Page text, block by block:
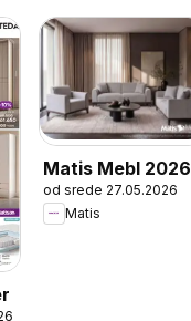
Matis Mebl 2026
od srede 27.05.2026
Matis